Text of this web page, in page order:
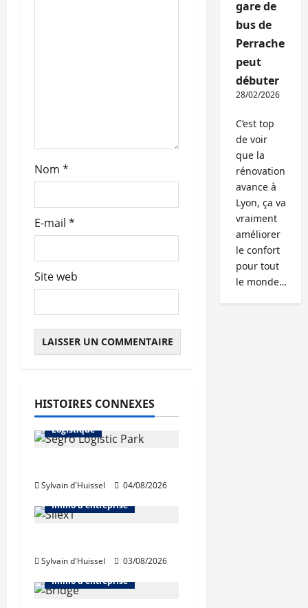
l
Nom *
E-mail *
Site web
HISTOIRES CONNEXES
Immo d'entreprise
Logistique
Sylvain d'Huissel 04/08/2026
Abonnés
Bureaux
Immo d'entreprise
Sylvain d'Huissel 03/08/2026
Abonnés
Bureaux
Immo d'entreprise
gare de
bus de
Perrache
peut
débuter
28/02/2026
C’est top
de voir
que la
rénovation
avance à
Lyon, ça va
vraiment
améliorer
le confort
pour tout
le monde…